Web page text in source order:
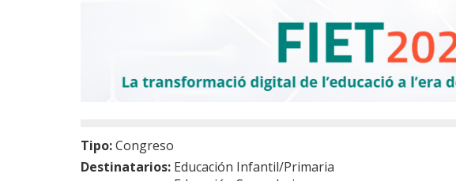
Tipo:Congreso
Destinatarios: Educación Infantil/Primaria